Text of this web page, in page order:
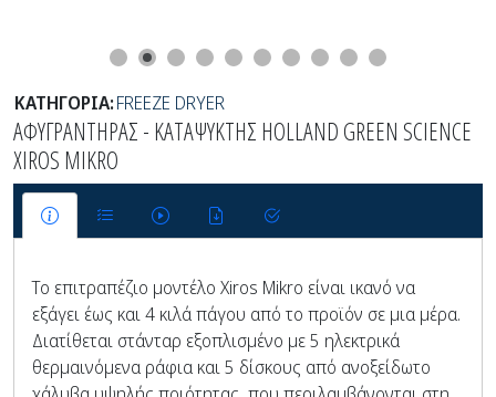
ΚΑΤΗΓΟΡΙΑ:FREEZE DRYER
ΑΦΥΓΡΑΝΤΗΡΑΣ - ΚΑΤΑΨΥΚΤΗΣ HOLLAND GREEN SCIENCE
XIROS MIKRO
Το επιτραπέζιο μοντέλο Xiros Mikro είναι ικανό να
εξάγει έως και 4 κιλά πάγου από το προϊόν σε μια μέρα.
Διατίθεται στάνταρ εξοπλισμένο με 5 ηλεκτρικά
θερμαινόμενα ράφια και 5 δίσκους από ανοξείδωτο